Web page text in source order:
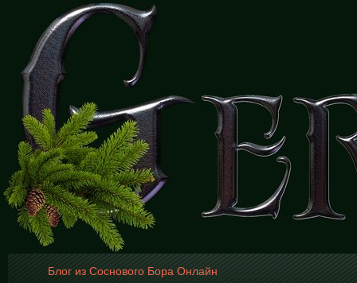
Блог из Соснового Бора Онлайн